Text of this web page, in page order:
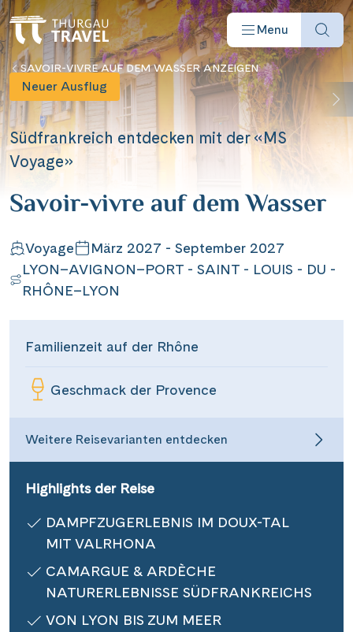
Menu
Reisearten
Angebote
Schiffe
Informationen
Reisegutscheine
Newsletter
Reisekataloge
Kundenlogin
SAVOIR-VIVRE AUF DEM WASSER ANZEIGEN
Neuer Ausflug
Südfrankreich entdecken mit der «MS
Voyage»
Savoir-vivre auf dem Wasser
Voyage
März 2027 - September 2027
LYON–AVIGNON–PORT - SAINT - LOUIS - DU -
RHÔNE–LYON
Familienzeit auf der Rhône
Geschmack der Provence
Weitere Reisevarianten entdecken
Highlights der Reise
DAMPFZUGERLEBNIS IM DOUX-TAL
MIT VALRHONA
CAMARGUE & ARDÈCHE
NATURERLEBNISSE SÜDFRANKREICHS
VON LYON BIS ZUM MEER